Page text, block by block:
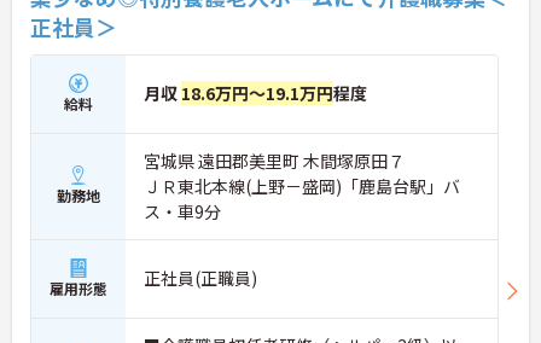
正社員＞
給料 月収 18.6万円～19.1万円程度
勤務地
宮城県 遠田郡美里町 木間塚原田７
ＪＲ東北本線(上野－盛岡)「鹿島台駅」バ
ス・車9分
雇用形態 正社員(正職員)